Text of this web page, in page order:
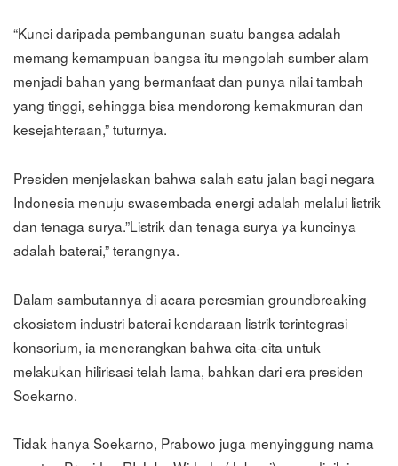
“Kunci daripada pembangunan suatu bangsa adalah
memang kemampuan bangsa itu mengolah sumber alam
menjadi bahan yang bermanfaat dan punya nilai tambah
yang tinggi, sehingga bisa mendorong kemakmuran dan
kesejahteraan,” tuturnya.
Presiden menjelaskan bahwa salah satu jalan bagi negara
Indonesia menuju swasembada energi adalah melalui listrik
dan tenaga surya.”Listrik dan tenaga surya ya kuncinya
adalah baterai,” terangnya.
Dalam sambutannya di acara peresmian groundbreaking
ekosistem industri baterai kendaraan listrik terintegrasi
konsorium, ia menerangkan bahwa cita-cita untuk
melakukan hilirisasi telah lama, bahkan dari era presiden
Soekarno.
Tidak hanya Soekarno, Prabowo juga menyinggung nama